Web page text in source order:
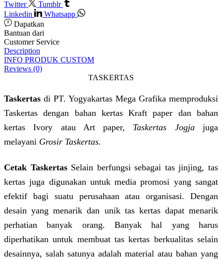
Twitter
Tumblr
Linkedin
Whatsapp
Dapatkan
Bantuan dari
Customer Service
Description
INFO PRODUK CUSTOM
Reviews (0)
TASKERTAS
Taskertas di PT. Yogyakartas Mega Grafika memproduksi
Taskertas dengan bahan kertas Kraft paper dan bahan
kertas Ivory atau Art paper, Taskertas Jogjajuga
melayani Grosir Taskertas.
Cetak Taskertas Selain berfungsi sebagai tas jinjing, tas
kertas juga digunakan untuk media promosi yang sangat
efektif bagi suatu perusahaan atau organisasi. Dengan
desain yang menarik dan unik tas kertas dapat menarik
perhatian banyak orang. Banyak hal yang harus
diperhatikan untuk membuat tas kertas berkualitas selain
desainnya, salah satunya adalah material atau bahan yang